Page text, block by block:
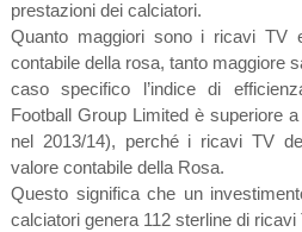
prestazioni dei calciatori.
Quanto maggiori sono i ricavi TV
contabile della rosa, tanto maggiore
caso specifico l’indice di
Football Group Limited è superiore
nel 2013/14), perché i ricavi TV
valore contabile della Rosa.
Questo significa che un
calciatori genera 112 sterline di ricavi